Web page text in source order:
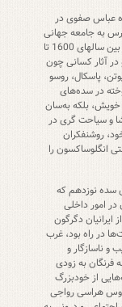
عباس صفوی در
به جامعه جهانی
می‌پیوست، گرچه اندیشمندانش از انقلاب‌های فکری بین سالهای 1600 تا
و در آثار کسانی چون
پاسکال، روسو
در سده‌های
بلکه به‌سان
و سیاحت گری در
روشنفکران
انگلوساکسون را
سده نوزدهم که
در امور داخلی
دگرگون
در راه بود، غرب
و ناسازگار و
احترام آمیز به فرنگان به زودی
از خودبزرگ
ترسی و روس هراسی رواجی